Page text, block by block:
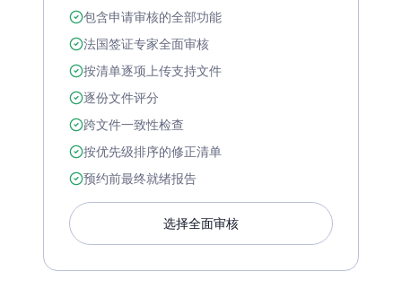
包含申请审核的全部功能
法国签证专家全面审核
按清单逐项上传支持文件
逐份文件评分
跨文件一致性检查
按优先级排序的修正清单
预约前最终就绪报告
选择全面审核